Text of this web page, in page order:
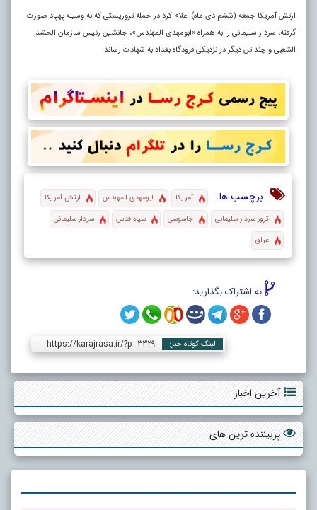
ارتش آمریکا جمعه (ششم دی ماه) اعلام کرد در حمله تروریستی که به وسیله پهپاد صورت
گرفته، سردار سلیمانی را به همراه «ابومهدی المهندس»، جانشین رئیس سازمان الحشد
الشعبی و چند تن دیگر در نزدیکی فرودگاه بغداد به شهادت رساند.
برچسب ها: آمریکا ابومهدی المهندس
ارتش آمریکا
ترور سردار سلیمانی
جاسوسی سپاه قدس
سردار سلیمانی
عراق
به اشتراک بگذارید:
لینک کوتاه خبر: https://karajrasa.ir/?p=3329
آخرین اخبار
پربیننده ترین های